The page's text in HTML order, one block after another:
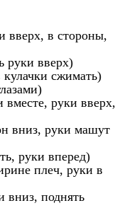
вверх, в стороны,
руки вверх)
сжимать)
руки вверх,
вниз, руки машут
руки вперед)
плеч, руки в
вниз, поднять